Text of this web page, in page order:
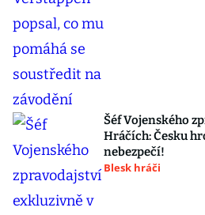
Šéf Vojenského
Hráčích: Česku
nebezpečí!
Blesk hráči